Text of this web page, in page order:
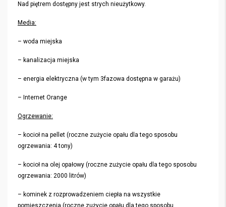
Nad piętrem dostępny jest strych nieużytkowy.
Media:
– woda miejska
– kanalizacja miejska
– energia elektryczna (w tym 3fazowa dostępna w garażu)
– Internet Orange
Ogrzewanie:
– kocioł na pellet (roczne zużycie opału dla tego sposobu
ogrzewania: 4 tony)
– kocioł na olej opałowy (roczne zużycie opału dla tego sposobu
ogrzewania: 2000 litrów)
– kominek z rozprowadzeniem ciepła na wszystkie
pomieszczenia (roczne zużycie opału dla tego sposobu